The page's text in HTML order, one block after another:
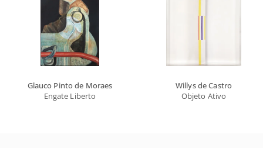
Glauco Pinto de Moraes
Engate Liberto
Willys de Castro
Objeto Ativo